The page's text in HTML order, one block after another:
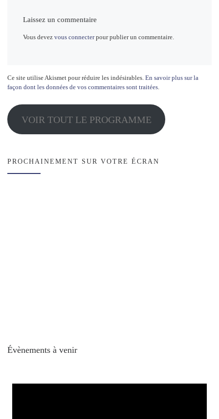
Laissez un commentaire
Vous devezvous connecterpour publier un commentaire.
Ce site utilise Akismet pour réduire les indésirables. En savoir plus sur la
façon dont les données de vos commentaires sont traitées.
VOIR TOUT LE PROGRAMME
PROCHAINEMENT SUR VOTRE ÉCRAN
Évènements à venir